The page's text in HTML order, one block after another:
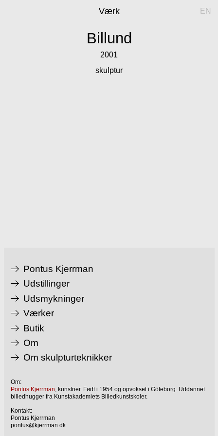
Værk EN
Billund
2001
skulptur
Pontus Kjerrman
Udstillinger
Udsmykninger
Værker
Butik
Om
Om skulpturteknikker
Om:
Pontus Kjerrman, kunstner. Født i 1954 og opvokset i Göteborg. Uddannet
billedhugger fra Kunstakademiets Billedkunstskoler.
Kontakt:
Pontus Kjerrman
pontus@kjerrman.dk